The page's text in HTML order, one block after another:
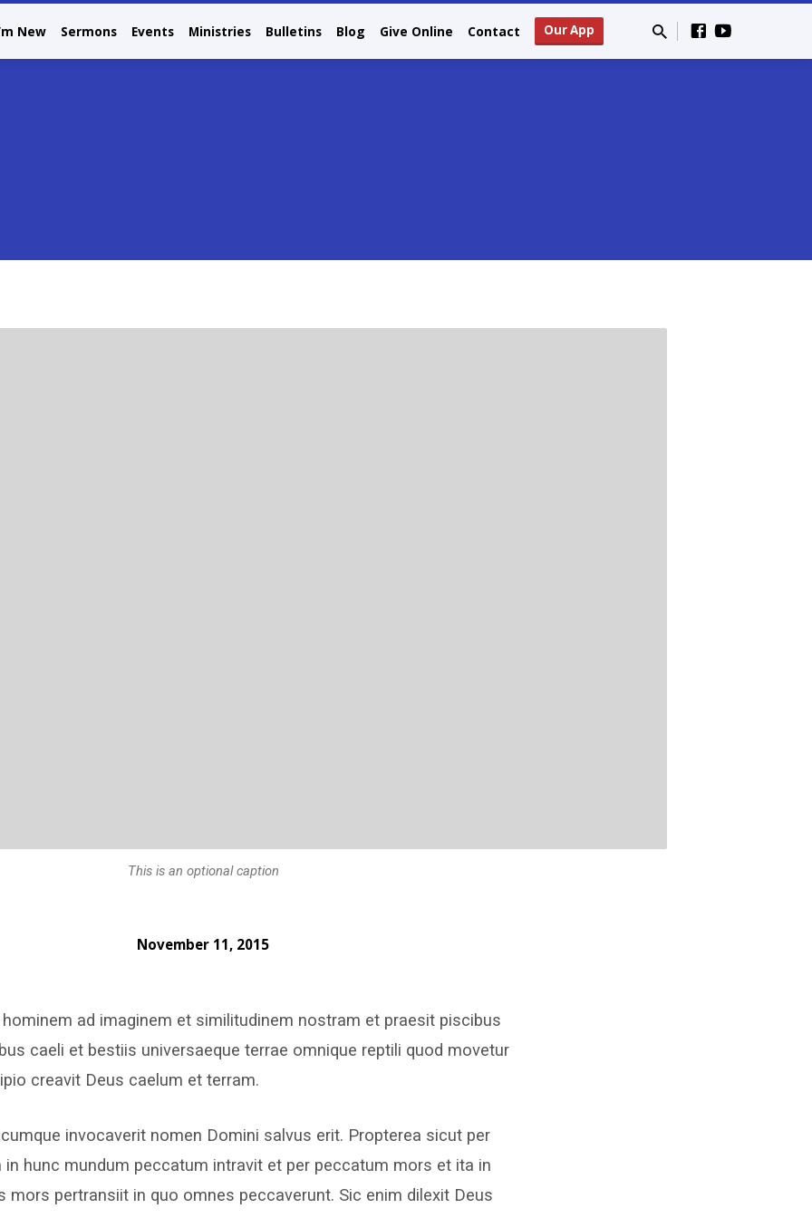
New Sermons Events Ministries Bulletins Blog Give Online Contact Our App
This is an optional caption
November 11, 2015
ad imaginem et similitudinem nostram et praesit piscibus
caeli et bestiis universaeque terrae omnique reptili quod movetur
creavit Deus caelum et terram.
invocaverit nomen Domini salvus erit. Propterea sicut per
in hunc mundum peccatum intravit et per peccatum mors et ita in
mors pertransiit in quo omnes peccaverunt. Sic enim dilexit Deus